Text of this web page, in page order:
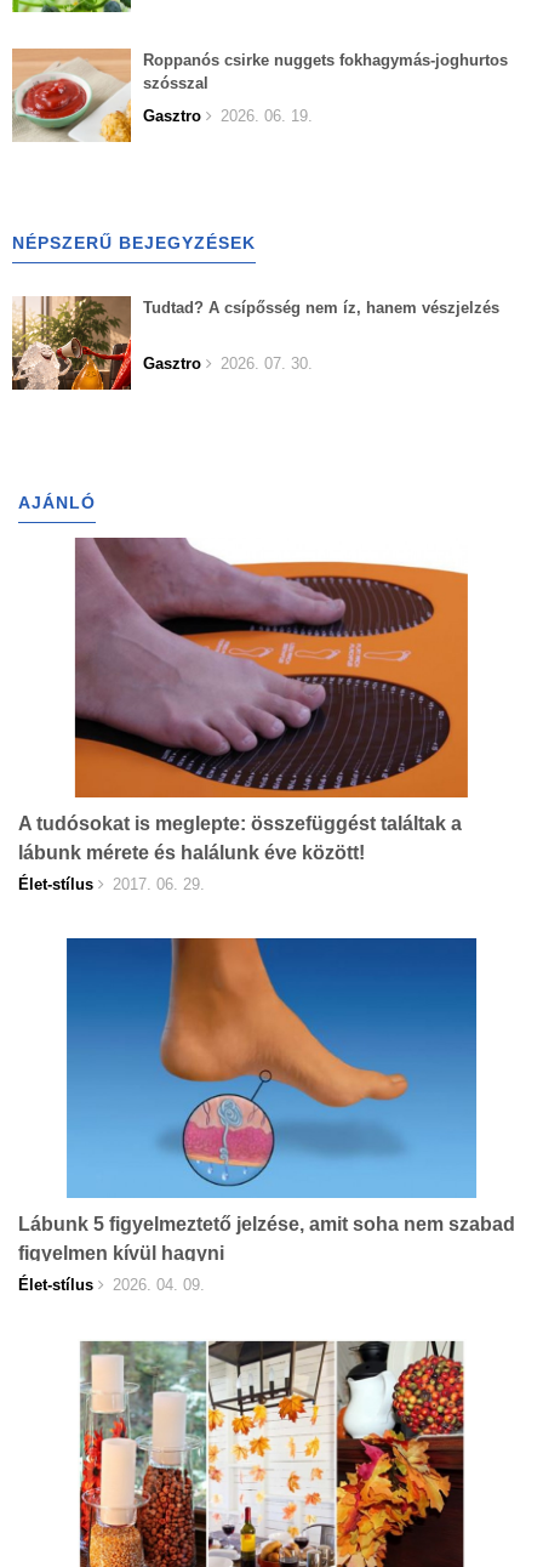
Roppanós csirke nuggets fokhagymás-joghurtos
szósszal
Gasztro
2026. 06. 19.
NÉPSZERŰ BEJEGYZÉSEK
Tudtad? A csípősség nem íz, hanem vészjelzés
Gasztro 2026. 07. 30.
AJÁNLÓ
A tudósokat is meglepte: összefüggést találtak a
lábunk mérete és halálunk éve között!
Élet-stílus 2017. 06. 29.
Lábunk 5 figyelmeztető jelzése, amit soha nem szabad
figyelmen kívül hagyni
Élet-stílus 2026. 04. 09.